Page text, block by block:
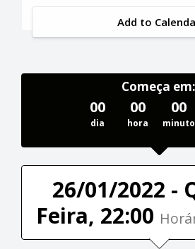
Add to
Começa em:
00
dia
00
hora
00
minuto
26/01/2022 -
Feira, 22:00